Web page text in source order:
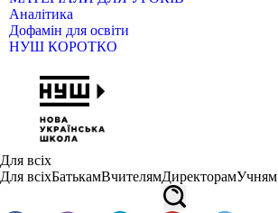
Аналітика
Дофамін для освіти
НУШ КОРОТКО
Для всіх
Для всіхБатькамВчителямДиректорамУчням